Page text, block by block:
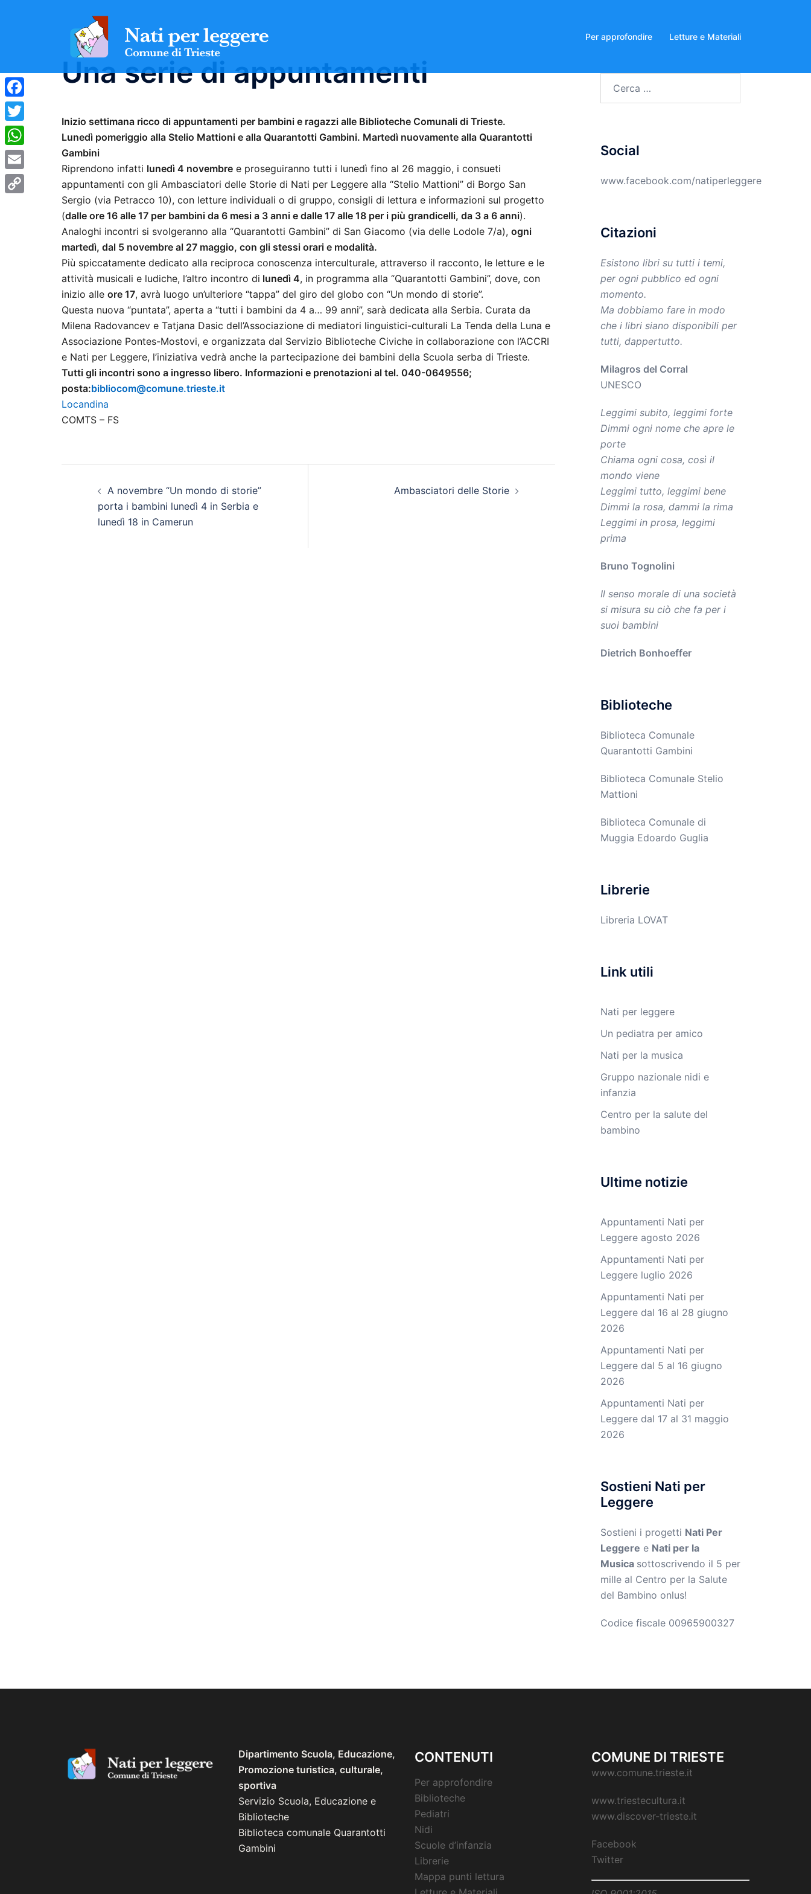
Per approfondire Letture e Materiali
Una serie di appuntamenti
Inizio settimana ricco di appuntamenti per bambini e ragazzi alle Biblioteche Comunali di Trieste.
Lunedì pomeriggio alla Stelio Mattioni e alla Quarantotti Gambini. Martedì nuovamente alla Quarantotti
Gambini
Riprendono infatti lunedì 4 novembre e proseguiranno tutti i lunedì fino al 26 maggio, i consueti
appuntamenti con gli Ambasciatori delle Storie di Nati per Leggere alla “Stelio Mattioni” di Borgo San
Sergio (via Petracco 10), con letture individuali o di gruppo, consigli di lettura e informazioni sul progetto
(dalle ore 16 alle 17 per bambini da 6 mesi a 3 anni e dalle 17 alle 18 per i più grandicelli, da 3 a 6 anni).
Analoghi incontri si svolgeranno alla “Quarantotti Gambini” di San Giacomo (via delle Lodole 7/a), ogni
martedì, dal 5 novembre al 27 maggio, con gli stessi orari e modalità.
Più spiccatamente dedicato alla reciproca conoscenza interculturale, attraverso il racconto, le letture e le
attività musicali e ludiche, l’altro incontro di lunedì 4, in programma alla “Quarantotti Gambini”, dove, con
inizio alle ore 17, avrà luogo un’ulteriore “tappa” del giro del globo con “Un mondo di storie”.
Questa nuova “puntata”, aperta a “tutti i bambini da 4 a… 99 anni”, sarà dedicata alla Serbia. Curata da
Milena Radovancev e Tatjana Dasic dell’Associazione di mediatori linguistici-culturali La Tenda della Luna e
Associazione Pontes-Mostovi, e organizzata dal Servizio Biblioteche Civiche in collaborazione con l’ACCRI
e Nati per Leggere, l’iniziativa vedrà anche la partecipazione dei bambini della Scuola serba di Trieste.
Tutti gli incontri sono a ingresso libero. Informazioni e prenotazioni al tel. 040-0649556;
posta:bibliocom@comune.trieste.it
Locandina
COMTS – FS
articolo
A novembre “Un mondo di storie”
porta i bambini lunedì 4 in Serbia e
lunedì 18 in Camerun
Ambasciatori delle Storie
Social
www.facebook.com/natiperleggere
Citazioni
Esistono libri su tutti i temi,
per ogni pubblico ed ogni
momento.
Ma dobbiamo fare in modo
che i libri siano disponibili per
tutti, dappertutto.
Milagros del Corral
UNESCO
Leggimi subito, leggimi forte
Dimmi ogni nome che apre le
porte
Chiama ogni cosa, così il
mondo viene
Leggimi tutto, leggimi bene
Dimmi la rosa, dammi la rima
Leggimi in prosa, leggimi
prima
Bruno Tognolini
Il senso morale di una società
si misura su ciò che fa per i
suoi bambini
Dietrich Bonhoeffer
Biblioteche
Biblioteca Comunale
Quarantotti Gambini
Biblioteca Comunale Stelio
Mattioni
Biblioteca Comunale di
Muggia Edoardo Guglia
Librerie
Libreria LOVAT
Link utili
Nati per leggere
Un pediatra per amico
Nati per la musica
Gruppo nazionale nidi e
infanzia
Centro per la salute del
bambino
Ultime notizie
Appuntamenti Nati per
Leggere agosto 2026
Appuntamenti Nati per
Leggere luglio 2026
Appuntamenti Nati per
Leggere dal 16 al 28 giugno
2026
Appuntamenti Nati per
Leggere dal 5 al 16 giugno
2026
Appuntamenti Nati per
Leggere dal 17 al 31 maggio
2026
Sostieni Nati per
Leggere
Sostieni i progetti Nati Per
Leggere e Nati per la
Musica sottoscrivendo il 5 per
mille al Centro per la Salute
del Bambino onlus!
Codice fiscale 00965900327
Dipartimento Scuola, Educazione,
Promozione turistica, culturale,
sportiva
Servizio Scuola, Educazione e
Biblioteche
Biblioteca comunale Quarantotti
Gambini
CONTENUTI
Per approfondire
Biblioteche
Pediatri
Nidi
Scuole d’infanzia
Librerie
Mappa punti lettura
COMUNE DI TRIESTE
www.comune.trieste.it
www.triestecultura.it
www.discover-trieste.it
Facebook
Twitter
Facebook
Twitter
WhatsApp
Email